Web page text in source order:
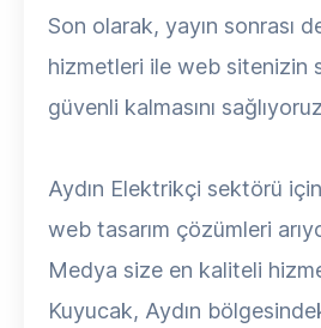
Son olarak, yayın sonrası
hizmetleri ile web sitenizin
güvenli kalmasını
Aydın Elektrikçi sektörü
web tasarım çözümleri
Medya size en kaliteli
Kuyucak, Aydın